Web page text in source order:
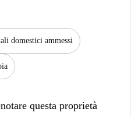
domestici ammessi
questa proprietà